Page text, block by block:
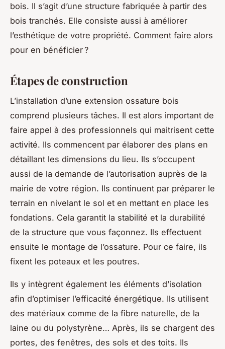
bois. Il s’agit d’une structure fabriquée à partir des
bois tranchés. Elle consiste aussi à améliorer
l’esthétique de votre propriété. Comment faire alors
pour en bénéficier ?
Étapes de construction
L’installation d’une extension ossature bois
comprend plusieurs tâches. Il est alors important de
faire appel à des professionnels qui maitrisent cette
activité. Ils commencent par élaborer des plans en
détaillant les dimensions du lieu. Ils s’occupent
aussi de la demande de l’autorisation auprès de la
mairie de votre région. Ils continuent par préparer le
terrain en nivelant le sol et en mettant en place les
fondations. Cela garantit la stabilité et la durabilité
de la structure que vous façonnez. Ils effectuent
ensuite le montage de l’ossature. Pour ce faire, ils
fixent les poteaux et les poutres.
Ils y intègrent également les éléments d’isolation
afin d’optimiser l’efficacité énergétique. Ils utilisent
des matériaux comme de la fibre naturelle, de la
laine ou du polystyrène… Après, ils se chargent des
portes, des fenêtres, des sols et des toits. Ils